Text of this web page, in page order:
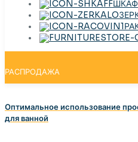
РАСПРОДАЖА
Оптимальное использование
для ванной